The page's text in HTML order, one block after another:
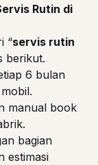
Rutin di
“servis rutin
berikut.
6 bulan
manual book
bagian
estimasi